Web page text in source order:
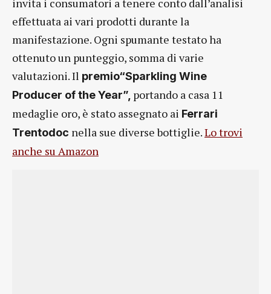
effettuata ai vari prodotti durante la
manifestazione. Ogni spumante testato ha
ottenuto un punteggio, somma di varie
valutazioni. Il premio“Sparkling Wine
Producer of the Year”, portando a casa 11
medaglie oro, è stato assegnato ai Ferrari
Trentodoc nella sue diverse bottiglie.Lo trovi
anche su Amazon